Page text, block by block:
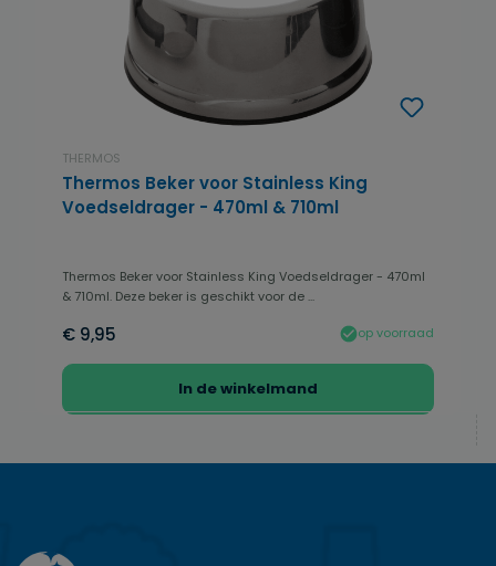
THERMOS
Thermos Beker voor Stainless King
Voedseldrager - 470ml & 710ml
Thermos Beker voor Stainless King Voedseldrager - 470ml
& 710ml. Deze beker is geschikt voor de ...
€ 9,95 op voorraad
In de winkelmand